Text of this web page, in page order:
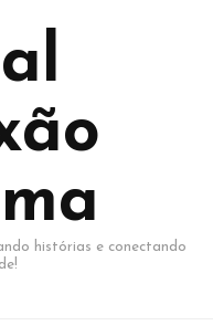
histórias e conectando